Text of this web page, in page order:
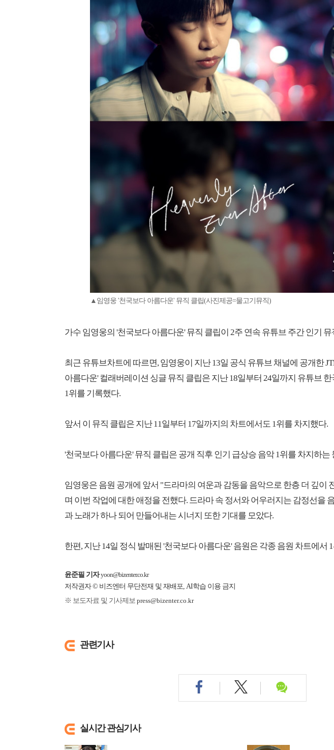
▲임영웅 '천국보다 아름다운' 뮤직 클립(사진제공=물고기뮤직)
가수 임영웅의 '천국보다 아름다운' 뮤직 클립이 2주 연속 유튜브 주간 인기
최근 유튜브차트에 따르면, 임영웅이 지난 13일 공식 유튜브 채널에 공개한
아름다운' 컬래버레이션 싱글 뮤직 클립은 지난 18일부터 24일까지 유튜브
1위를 기록했다.
앞서 이 뮤직 클립은 지난 11일부터 17일까지의 차트에서도 1위를 차지했다.
'천국보다 아름다운' 뮤직 클립은 공개 직후 인기 급상승 음악 1위를 차지하는
임영웅은 음원 공개에 앞서 "드라마의 여운과 감동을 음악으로 한층 더 깊이
며 이번 작업에 대한 애정을 전했다. 드라마 속 정서와 어우러지는 감정선을
과 노래가 하나 되어 만들어내는 시너지 또한 기대를 모았다.
한편, 지난 14일 정식 발매된 '천국보다 아름다운' 음원은 각종 음원 차트에서
윤준필 기자 yoon@bizenter.co.kr
저작권자 © 비즈엔터 무단전재 및 재배포, AI학습 이용 금지
※ 보도자료 및 기사제보 press@bizenter.co.kr
관련기사
실시간 관심기사